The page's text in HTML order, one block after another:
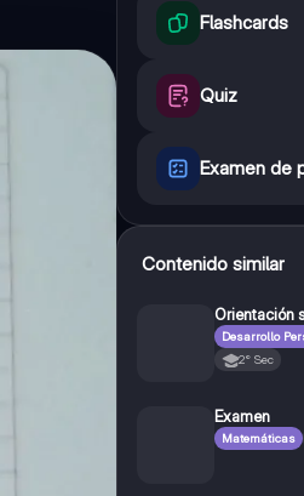
Flashcards
Quiz
Examen de
Contenido similar
Orientación
Desarrollo
2° Sec
Examen
Matemáticas